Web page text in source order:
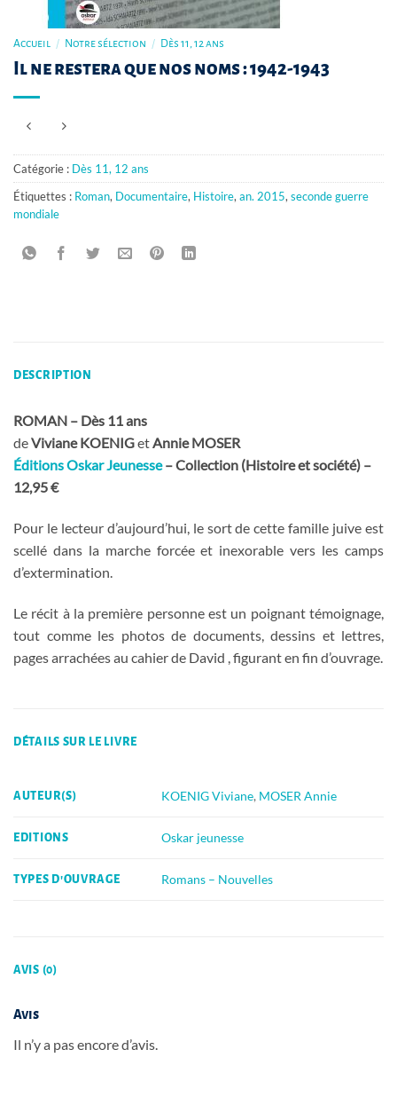
Accueil / Notre sélection / Dès 11, 12 ans
Il ne restera que nos noms : 1942-1943
Catégorie : Dès 11, 12 ans
Étiquettes : Roman, Documentaire, Histoire,an. 2015,seconde guerre
mondiale
DESCRIPTION
ROMAN – Dès 11 ans
deViviane KOENIGetAnnie MOSER
Éditions Oskar Jeunesse– Collection (Histoire et société) –
12,95 €
Pour le lecteur d’aujourd’hui, le sort de cette famille juive est
scellé dans la marche forcée et inexorable vers les camps
d’extermination.
Le récit à la première personne est un poignant témoignage,
tout comme les photos de documents, dessins et lettres,
pages arrachées au cahier de David , figurant en fin d’ouvrage.
DÉTAILS SUR LE LIVRE
AUTEUR(S) KOENIG Viviane, MOSER Annie
EDITIONS Oskar jeunesse
TYPES D'OUVRAGE Romans – Nouvelles
AVIS (0)
Avis
Il n’y a pas encore d’avis.